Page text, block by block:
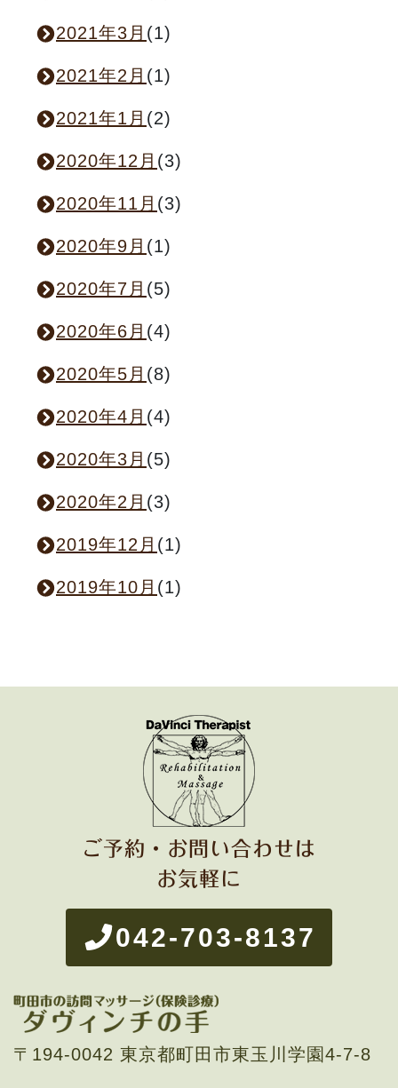
2021年3月 (1)
2021年2月 (1)
2021年1月 (2)
2020年12月 (3)
2020年11月 (3)
2020年9月 (1)
2020年7月 (5)
2020年6月 (4)
2020年5月 (8)
2020年4月 (4)
2020年3月 (5)
2020年2月 (3)
2019年12月 (1)
2019年10月 (1)
ご予約・お問い合わせは
お気軽に
042-703-8137
〒194-0042 東京都町田市東玉川学園4-7-8